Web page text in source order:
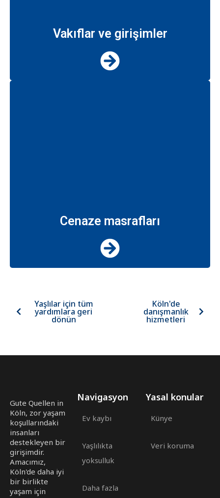
Vakıflar ve girişimler
Cenaze masrafları
Yaşlılar için tüm
yardımlara geri
dönün
Köln'de
danışmanlık
hizmetleri
Gute Quellen in
Köln, zor yaşam
koşullarındaki
insanları
destekleyen bir
girişimdir.
Amacımız,
Köln'de daha iyi
bir birlikte
yaşam için
Navigasyon
Ev kaybı
Yaşlılıkta
yoksulluk
Daha fazla
Yasal konular
Künye
Veri koruma